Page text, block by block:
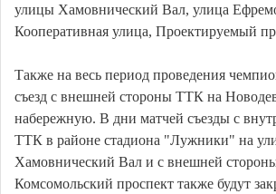
улицы Хамовнический Вал, улица
Кооперативная улица, Проектируемый
Также на весь период проведения
съезд с внешней стороны ТТК на
набережную. В дни матчей съезды с
ТТК в районе стадиона "Лужники" на
Хамовнический Вал и с внешней
Комсомольский проспект также будут